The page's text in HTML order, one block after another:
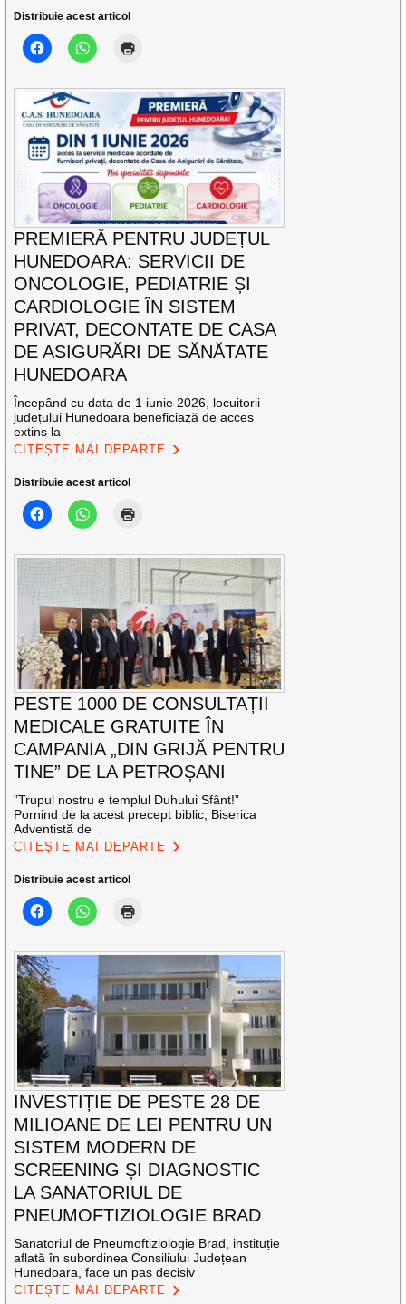
Distribuie acest articol
PREMIERĂ PENTRU JUDEȚUL
HUNEDOARA: SERVICII DE
ONCOLOGIE, PEDIATRIE ȘI
CARDIOLOGIE ÎN SISTEM
PRIVAT, DECONTATE DE CASA
DE ASIGURĂRI DE SĂNĂTATE
HUNEDOARA
Începând cu data de 1 iunie 2026, locuitorii
județului Hunedoara beneficiază de acces
extins la
CITEȘTE MAI DEPARTE
Distribuie acest articol
PESTE 1000 DE CONSULTAȚII
MEDICALE GRATUITE ÎN
CAMPANIA „DIN GRIJĂ PENTRU
TINE” DE LA PETROȘANI
”Trupul nostru e templul Duhului Sfânt!”
Pornind de la acest precept biblic, Biserica
Adventistă de
CITEȘTE MAI DEPARTE
Distribuie acest articol
INVESTIȚIE DE PESTE 28 DE
MILIOANE DE LEI PENTRU UN
SISTEM MODERN DE
SCREENING ȘI DIAGNOSTIC
LA SANATORIUL DE
PNEUMOFTIZIOLOGIE BRAD
Sanatoriul de Pneumoftiziologie Brad, instituție
aflată în subordinea Consiliului Județean
Hunedoara, face un pas decisiv
CITEȘTE MAI DEPARTE